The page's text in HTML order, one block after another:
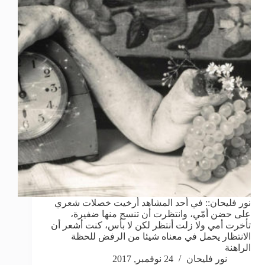
نور فليحان:: في أحد المشاهد أرخيت خصلات شعري
على حضن أمّي، وانتظرت أن تنسج منها ضفيرة،
تأخرت أمي ولا زلت أنتظر لكن لا بأس، كنت أشعر أن
الانتظار يحمل في معناه شيئا من الرفض للحظة
الراهنة
نور فليحان
24 نوفمبر, 2017